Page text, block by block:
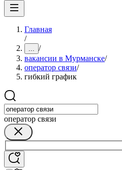
Главная
/
... /
вакансии в Мурманске/
оператор связи/
гибкий график
оператор связи